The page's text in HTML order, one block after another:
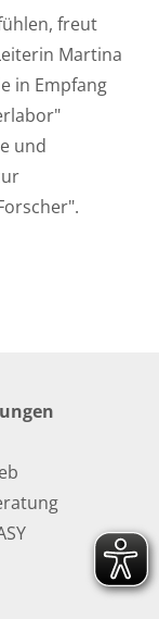
freut
Martina
in Empfang
und